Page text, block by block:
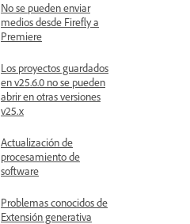
No se pueden enviar
medios desde Firefly a
Premiere
Los proyectos guardados
en v25.6.0 no se pueden
abrir en otras versiones
v25.x
Actualización de
procesamiento de
software
Problemas conocidos de
Extensión generativa